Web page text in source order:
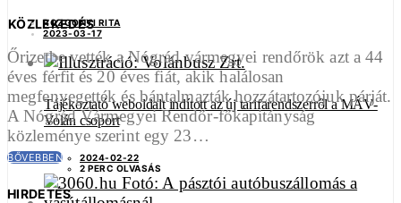
KÖZLEKEDÉS
Tájékoztató weboldalt indított az új tarifarendszerről a MÁV-
Volán csoport
2024-02-22
2 PERC OLVASÁS
ROZGONYI RITA
2023-03-17
Őrizetbe vették a Nógrád vármegyei rendőrök azt a 44
éves férfit és 20 éves fiát, akik halálosan
megfenyegették és bántalmazták hozzátartozójuk párját.
A Nógrád Vármegyei Rendőr-főkapitányság
közleménye szerint egy 23…
BŐVEBBEN
HIRDETÉS